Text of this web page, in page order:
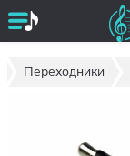
Переходники